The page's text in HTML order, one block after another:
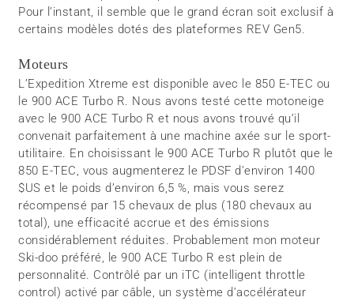
Pour l’instant, il semble que le grand écran soit exclusif à
certains modèles dotés des plateformes REV Gen5.
Moteurs
L’Expedition Xtreme est disponible avec le 850 E-TEC ou
le 900 ACE Turbo R. Nous avons testé cette motoneige
avec le 900 ACE Turbo R et nous avons trouvé qu’il
convenait parfaitement à une machine axée sur le sport-
utilitaire. En choisissant le 900 ACE Turbo R plutôt que le
850 E-TEC, vous augmenterez le PDSF d’environ 1400
$US et le poids d’environ 6,5 %, mais vous serez
récompensé par 15 chevaux de plus (180 chevaux au
total), une efficacité accrue et des émissions
considérablement réduites. Probablement mon moteur
Ski-doo préféré, le 900 ACE Turbo R est plein de
personnalité. Contrôlé par un iTC (intelligent throttle
control) activé par câble, un système d’accélérateur